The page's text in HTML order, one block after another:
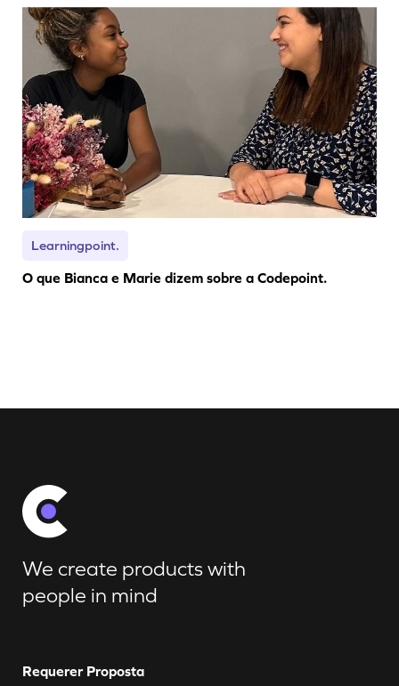
Learningpoint.
O que Bianca e Marie dizem sobre a Codepoint.
We create products with
people in mind
Requerer Proposta